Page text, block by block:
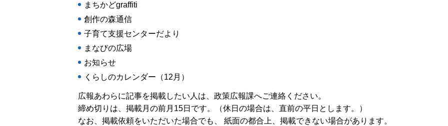
まちかどgraffiti
創作の森通信
子育て支援センターだより
まなびの広場
お知らせ
くらしのカレンダー（12月）
広報あわらに記事を掲載したい人は、政策広報課へご連絡ください。
締め切りは、掲載月の前月15日です。（休日の場合は、直前の平日とします。）
なお、掲載依頼をいただいた場合でも、 紙面の都合上、掲載できない場合があります。